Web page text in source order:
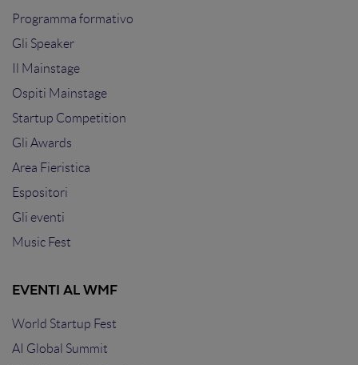
Programma formativo
Gli Speaker
Il Mainstage
Ospiti Mainstage
Startup Competition
Gli Awards
Area Fieristica
Espositori
Gli eventi
Music Fest
EVENTI AL WMF
World Startup Fest
AI Global Summit